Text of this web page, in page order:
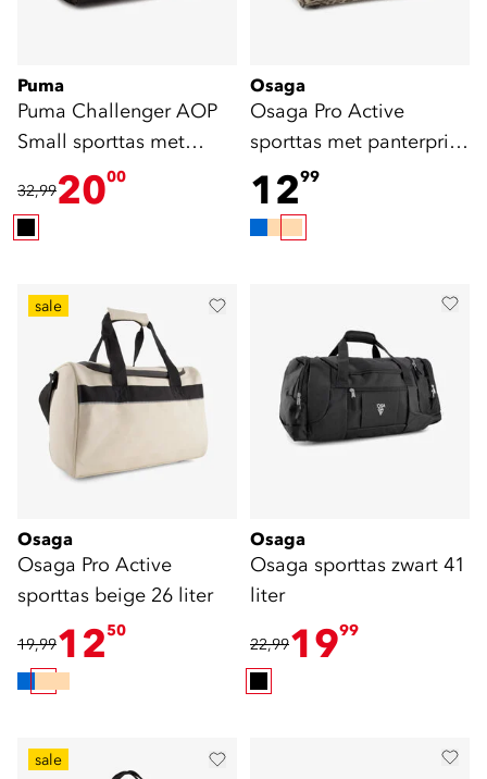
Puma
Puma Challenger AOP
Small sporttas met
panterprint 35 liter
32,992000
Osaga
Osaga Pro Active
sporttas met panterprint
26 liter
1299
sale
Osaga
Osaga Pro Active
sporttas beige 26 liter
19,991250
Osaga
Osaga sporttas zwart 41
liter
22,991999
sale